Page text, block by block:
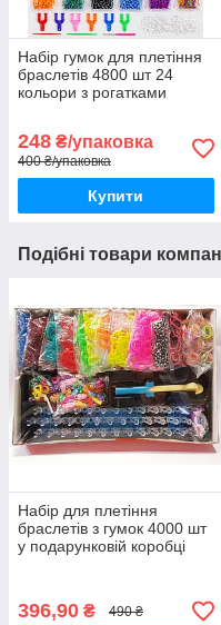
Набір гумок для плетіння
браслетів 4800 шт 24
кольори з рогатками
248 ₴/упаковка
400 ₴/упаковка
Купити
Подібні товари
Набір для плетіння
браслетів з гумок 4000 шт
у подарунковій коробці
розбірним верстатом та
396,90 ₴ 490 ₴